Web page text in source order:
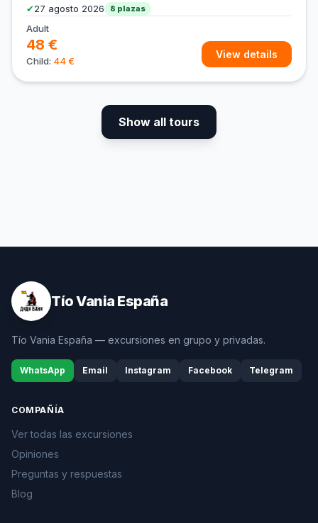
✔27 agosto 2026 8 plazas
Adult
48 €
Child: 44 €
View details
Show all tours
Tío Vania España
Tío Vania España — excursiones en grupo y privadas.
WhatsApp Email Instagram Facebook Telegram
COMPAÑÍA
Ver todas las excursiones
Opiniones
Preguntas y respuestas
Blog